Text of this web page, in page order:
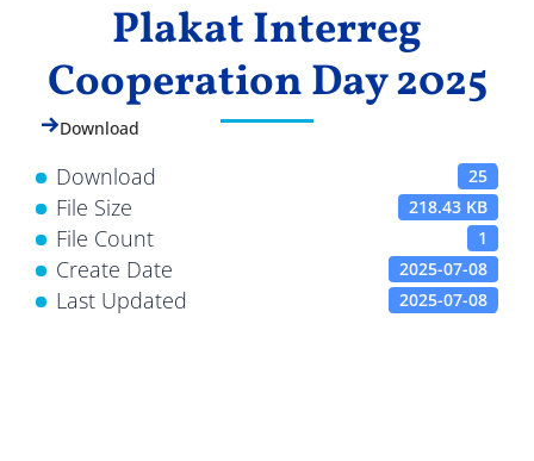
Plakat Interreg
Cooperation Day 2025
Download
Download 25
File Size 218.43 KB
File Count 1
Create Date 2025-07-08
Last Updated 2025-07-08